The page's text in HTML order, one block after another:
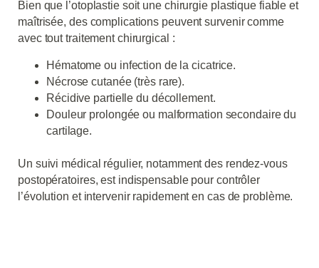
Bien que l’otoplastie soit une chirurgie plastique fiable et
maîtrisée, des complications peuvent survenir comme
avec tout traitement chirurgical :
Hématome ou infection de la cicatrice.
Nécrose cutanée (très rare).
Récidive partielle du décollement.
Douleur prolongée ou malformation secondaire du
cartilage.
Un suivi médical régulier, notamment des rendez-vous
postopératoires, est indispensable pour contrôler
l’évolution et intervenir rapidement en cas de problème.